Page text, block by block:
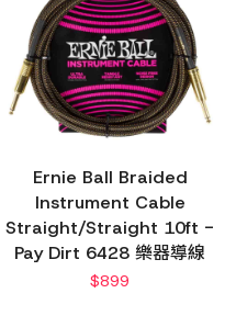
Ernie Ball Braided
Instrument Cable
Straight/Straight 10ft -
Pay Dirt 6428 樂器導線
$899